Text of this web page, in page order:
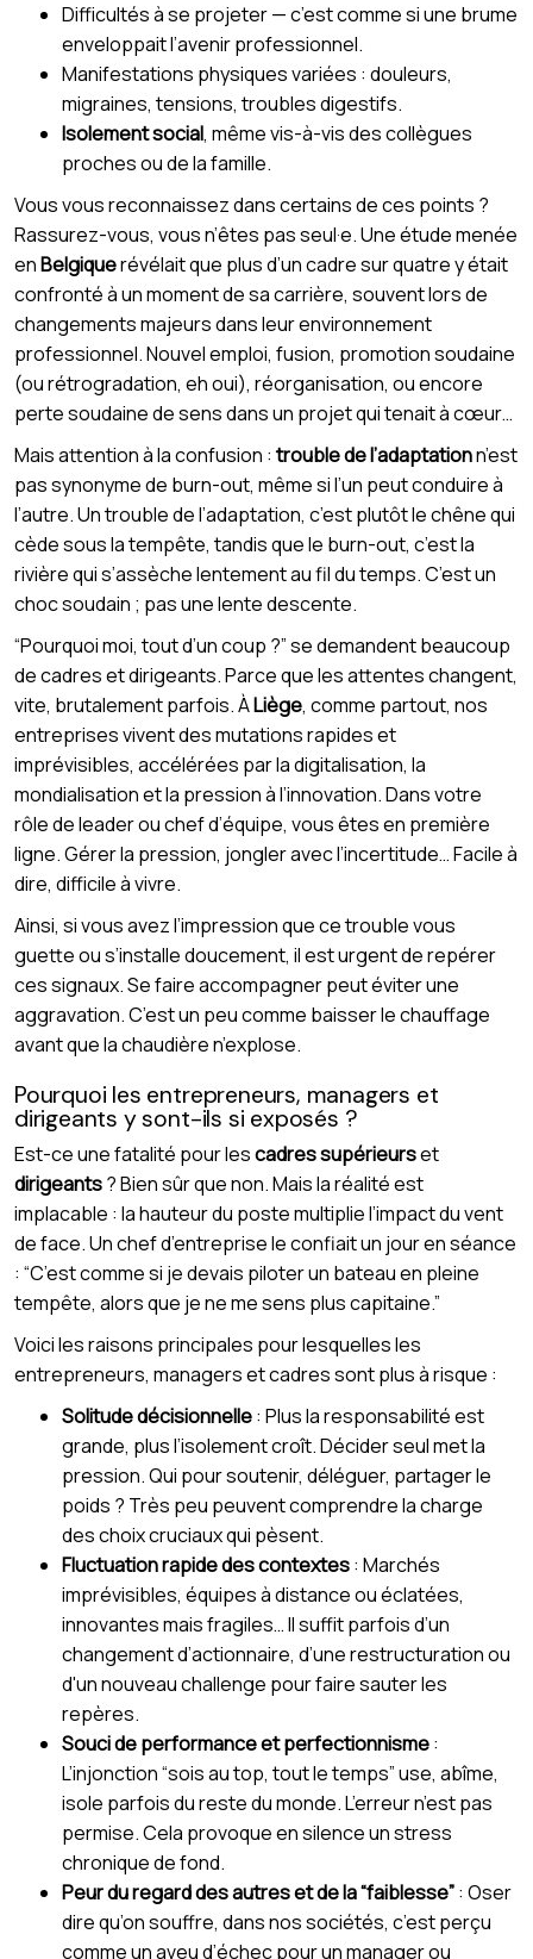
Difficultés à se projeter — c’est comme si une brume
enveloppait l’avenir professionnel.
Manifestations physiques variées : douleurs,
migraines, tensions, troubles digestifs.
Isolement social, même vis-à-vis des collègues
proches ou de la famille.
Vous vous reconnaissez dans certains de ces points ?
Rassurez-vous, vous n’êtes pas seul·e. Une étude menée
enBelgiquerévélait que plus d’un cadre sur quatre y était
confronté à un moment de sa carrière, souvent lors de
changements majeurs dans leur environnement
professionnel. Nouvel emploi, fusion, promotion soudaine
(ou rétrogradation, eh oui), réorganisation, ou encore
perte soudaine de sens dans un projet qui tenait à cœur…
Mais attention à la confusion :trouble de l’adaptationn’est
pas synonyme de burn-out, même si l’un peut conduire à
l’autre. Un trouble de l’adaptation, c’est plutôt le chêne qui
cède sous la tempête, tandis que le burn-out, c’est la
rivière qui s’assèche lentement au fil du temps. C’est un
choc soudain ; pas une lente descente.
“Pourquoi moi, tout d’un coup ?” se demandent beaucoup
de cadres et dirigeants. Parce que les attentes changent,
vite, brutalement parfois. ÀLiège, comme partout, nos
entreprises vivent des mutations rapides et
imprévisibles, accélérées par la digitalisation, la
mondialisation et la pression à l’innovation. Dans votre
rôle de leader ou chef d’équipe, vous êtes en première
ligne. Gérer la pression, jongler avec l’incertitude… Facile à
dire, difficile à vivre.
Ainsi, si vous avez l’impression que ce trouble vous
guette ou s’installe doucement, il est urgent de repérer
ces signaux. Se faire accompagner peut éviter une
aggravation. C’est un peu comme baisser le chauffage
avant que la chaudière n’explose.
Pourquoi les entrepreneurs, managers et
dirigeants y sont-ils si exposés ?
Est-ce une fatalité pour lescadres supérieurset
dirigeants? Bien sûr que non. Mais la réalité est
implacable : la hauteur du poste multiplie l’impact du vent
de face. Un chef d’entreprise le confiait un jour en séance
: “C’est comme si je devais piloter un bateau en pleine
tempête, alors que je ne me sens plus capitaine.”
Voici les raisons principales pour lesquelles les
entrepreneurs, managers et cadres sont plus à risque :
Solitude décisionnelle: Plus la responsabilité est
grande, plus l’isolement croît. Décider seul met la
pression. Qui pour soutenir, déléguer, partager le
poids ? Très peu peuvent comprendre la charge
des choix cruciaux qui pèsent.
Fluctuation rapide des contextes: Marchés
imprévisibles, équipes à distance ou éclatées,
innovantes mais fragiles… Il suffit parfois d’un
changement d’actionnaire, d’une restructuration ou
d'un nouveau challenge pour faire sauter les
repères.
Souci de performance et perfectionnisme:
L’injonction “sois au top, tout le temps” use, abîme,
isole parfois du reste du monde. L’erreur n’est pas
permise. Cela provoque en silence un stress
chronique de fond.
Peur du regard des autres et de la “faiblesse”: Oser
dire qu’on souffre, dans nos sociétés, c’est perçu
comme un aveu d’échec pour un manager ou